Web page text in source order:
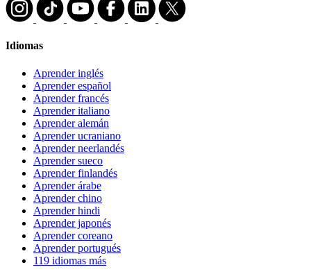
Idiomas
Aprender inglés
Aprender español
Aprender francés
Aprender italiano
Aprender alemán
Aprender ucraniano
Aprender neerlandés
Aprender sueco
Aprender finlandés
Aprender árabe
Aprender chino
Aprender hindi
Aprender japonés
Aprender coreano
Aprender portugués
119 idiomas más